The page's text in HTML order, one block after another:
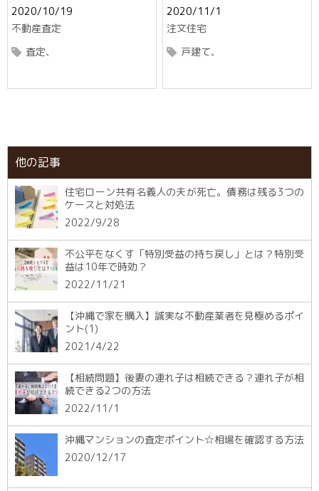
注意ポイントと３つの種類
2020/10/19
不動産査定
査定
した広さは☆50平米は狭い？
2020/11/1
注文住宅
戸建て
他の記事
住宅ローン共有名義人の夫が死亡。債務は残る3つの
ケースと対処法
2022/9/28
不公平をなくす「特別受益の持ち戻し」とは？特別受
益は10年で時効？
2022/11/21
【沖縄で家を購入】誠実な不動産業者を見極めるポイ
ント(1)
2021/4/22
【相続問題】後妻の連れ子は相続できる？連れ子が相
続できる2つの方法
2022/11/1
沖縄マンションの査定ポイント☆相場を確認する方法
2020/12/17